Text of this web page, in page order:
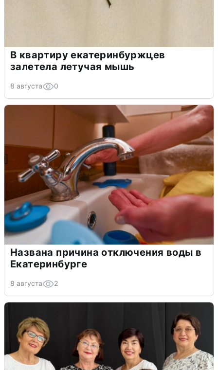
В квартиру екатеринбуржцев
залетела летучая мышь
8 августа 0
Названа причина отключения воды в
Екатеринбурге
8 августа 2